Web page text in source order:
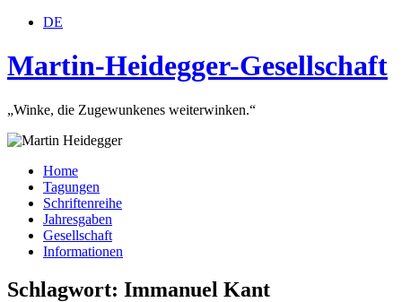
DE
Martin-Heidegger-Gesellschaft
„Winke, die Zugewunkenes weiterwinken.“
Home
Tagungen
Schriftenreihe
Jahresgaben
Gesellschaft
Informationen
Schlagwort: Immanuel Kant